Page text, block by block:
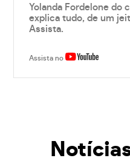
Yolanda Fordelone do
explica tudo, de um
Assista.
Assista no